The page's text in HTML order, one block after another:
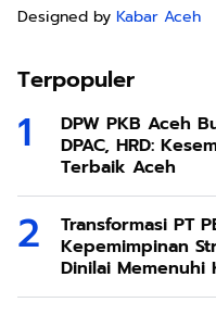
Designed by Kabar Aceh
Terpopuler
DPW PKB Aceh
DPAC, HRD:
Terbaik Aceh
Transformasi PT
Kepemimpinan
Dinilai Memenuhi